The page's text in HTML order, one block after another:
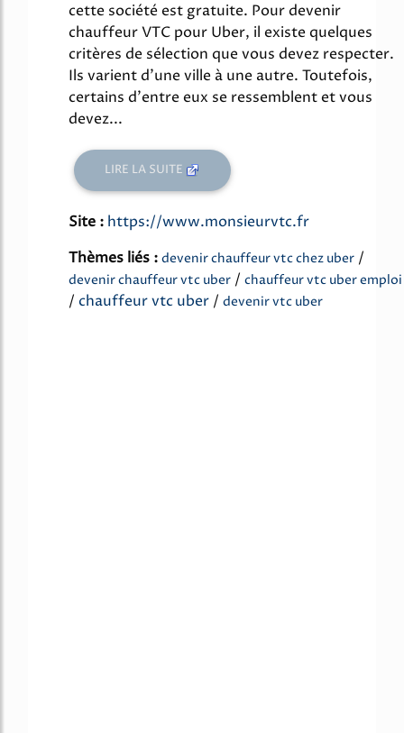
cette société est gratuite. Pour devenir
chauffeur VTC pour Uber, il existe quelques
critères de sélection que vous devez respecter.
Ils varient d'une ville à une autre. Toutefois,
certains d'entre eux se ressemblent et vous
devez...
LIRE LA SUITE
Site : https://www.monsieurvtc.fr
Thèmes liés : devenir chauffeur vtc chez uber /
devenir chauffeur vtc uber / chauffeur vtc uber emploi
/ chauffeur vtc uber / devenir vtc uber